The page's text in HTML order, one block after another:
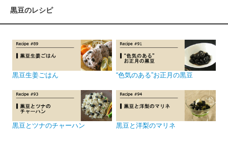
黒豆のレシピ
黒豆生姜ごはん “色気のある”お正月の黒豆
黒豆とツナのチャーハン 黒豆と洋梨のマリネ